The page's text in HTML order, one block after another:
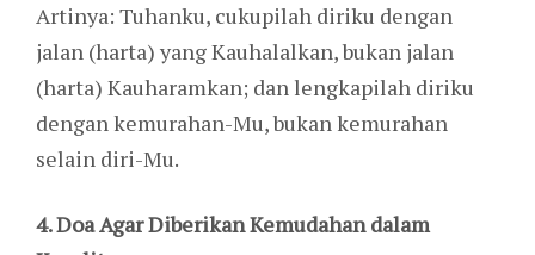
Artinya: Tuhanku, cukupilah diriku dengan
jalan (harta) yang Kauhalalkan, bukan jalan
(harta) Kauharamkan; dan lengkapilah diriku
dengan kemurahan-Mu, bukan kemurahan
selain diri-Mu.
4. Doa Agar Diberikan Kemudahan dalam